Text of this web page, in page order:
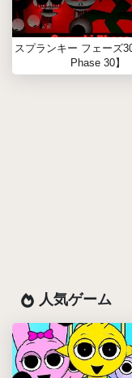
スプランキー フェーズ
Phase 30】
人気ゲーム